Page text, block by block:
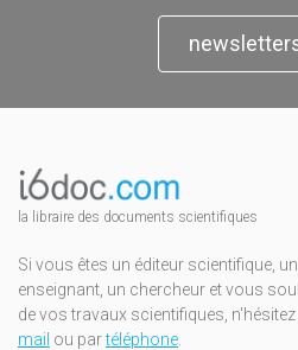
la libraire des documents scientifiques
Si vous êtes un éditeur scientifique,
enseignant, un chercheur et vous
de vos travaux scientifiques,
mail ou partéléphone